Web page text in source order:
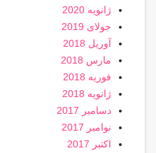
ژانویه 2020
جولای 2019
آوریل 2018
مارس 2018
فوریه 2018
ژانویه 2018
دسامبر 2017
نوامبر 2017
اکتبر 2017